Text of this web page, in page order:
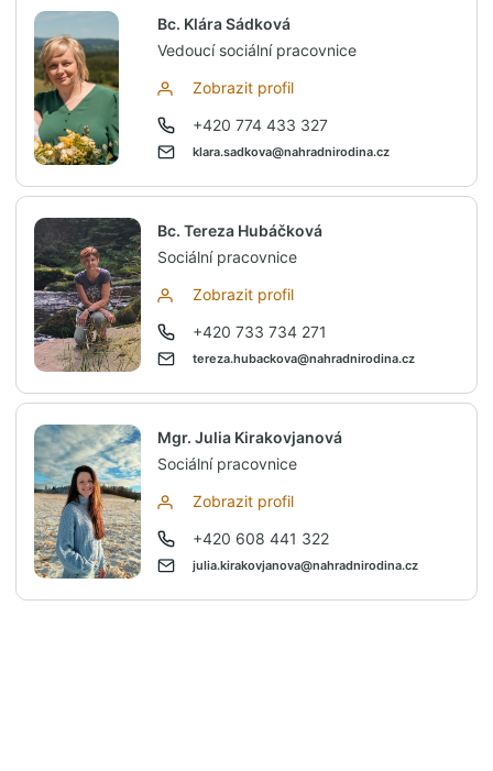
Bc. Klára Sádková
Vedoucí sociální pracovnice
Zobrazit profil
+420 774 433 327
klara.sadkova@nahradnirodina.cz
Bc. Tereza Hubáčková
Sociální pracovnice
Zobrazit profil
+420 733 734 271
tereza.hubackova@nahradnirodina.cz
Mgr. Julia Kirakovjanová
Sociální pracovnice
Zobrazit profil
+420 608 441 322
julia.kirakovjanova@nahradnirodina.cz